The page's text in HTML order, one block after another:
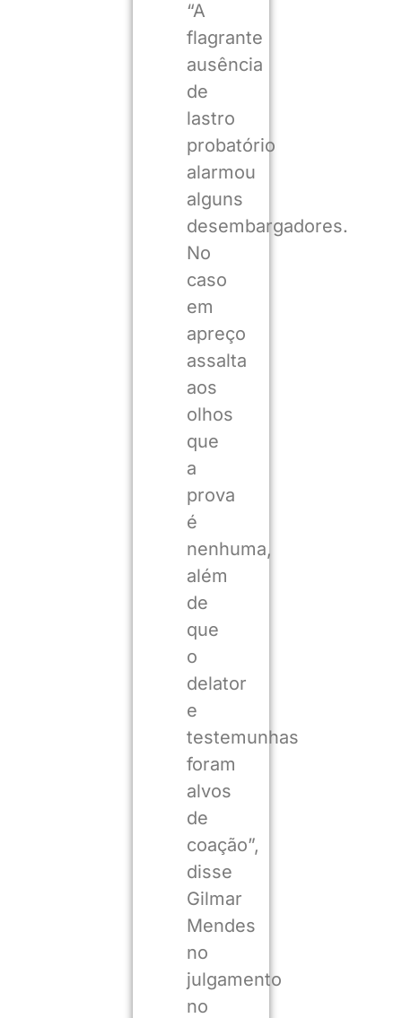
“A
flagrante
ausência
de
lastro
probatório
alarmou
alguns
desembargadores.
No
caso
em
apreço
assalta
aos
olhos
que
a
prova
é
nenhuma,
além
de
que
o
delator
e
testemunhas
foram
alvos
de
coação”,
disse
Gilmar
Mendes
no
julgamento
no